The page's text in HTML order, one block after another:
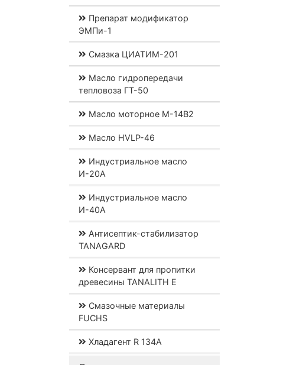
Препарат модификатор
ЭМПи-1
Смазка ЦИАТИМ-201
Масло гидропередачи
тепловоза ГТ-50
Масло моторное М-14В2
Масло HVLP-46
Индустриальное масло
И-20А
Индустриальное масло
И-40А
Антисептик-стабилизатор
TANAGARD
Консервант для пропитки
древесины TANALITH E
Смазочные материалы
FUCHS
Хладагент R 134A